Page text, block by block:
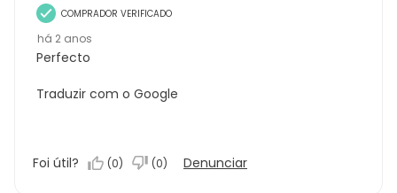
COMPRADOR VERIFICADO
há 2 anos
Perfecto
Traduzir com o Google
Foi útil? (0) (0) Denunciar